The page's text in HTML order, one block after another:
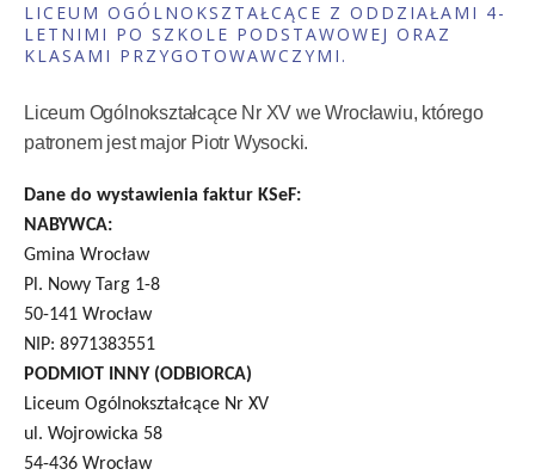
LICEUM OGÓLNOKSZTAŁCĄCE Z ODDZIAŁAMI 4-
LETNIMI PO SZKOLE PODSTAWOWEJ ORAZ
KLASAMI PRZYGOTOWAWCZYMI.
Liceum Ogólnokształcące Nr XV we Wrocławiu, którego
patronem jest major Piotr Wysocki.
Dane do wystawienia faktur KSeF:
NABYWCA:
Gmina Wrocław
Pl. Nowy Targ 1-8
50-141 Wrocław
NIP: 8971383551
PODMIOT INNY (ODBIORCA)
Liceum Ogólnokształcące Nr XV
ul. Wojrowicka 58
54-436 Wrocław